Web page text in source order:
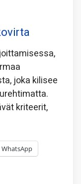
joka kilisee
kriteerit,
WhatsApp